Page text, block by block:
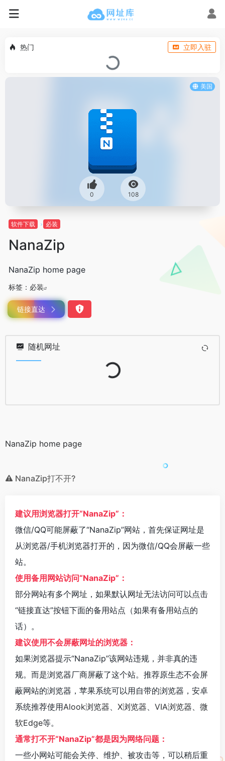
热门 立即入驻
美国
0 108
软件下载 必装
NanaZip
NanaZip home page
标签： 必装
链接直达
随机网址
Loading...
NanaZip home page
NanaZip打不开?
建议用浏览器打开“NanaZip”：
微信/QQ可能屏蔽了“NanaZip”网站，首先保证网址是
从浏览器/手机浏览器打开的，因为微信/QQ会屏蔽一些
站。
使用备用网站访问“NanaZip”：
部分网站有多个网址，如果默认网址无法访问可以点击
“链接直达”按钮下面的备用站点（如果有备用站点的
话）。
建议使用不会屏蔽网址的浏览器：
如果浏览器提示“NanaZip”该网站违规，并非真的违
规。而是浏览器厂商屏蔽了这个站。推荐原生态不会屏
蔽网站的浏览器，苹果系统可以用自带的浏览器，安卓
系统推荐使用Alook浏览器、 X浏览器、 VIA浏览器、 微
软Edge等。
通常打不开“NanaZip”都是因为网络问题：
一些小网站可能会关停、维护、被攻击等，可以稍后重